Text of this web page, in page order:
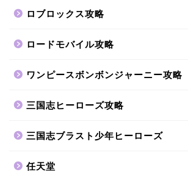
ロブロックス攻略
ロードモバイル攻略
ワンピースボンボンジャーニー攻略
三国志ヒーローズ攻略
三国志ブラスト少年ヒーローズ
任天堂